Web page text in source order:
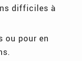
difficiles à
ou pour en